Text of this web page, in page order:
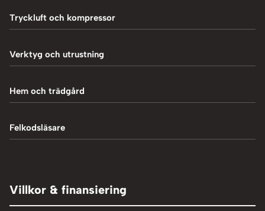
Däckmaskiner
Däckventiler
Tillbehör och verktyg
4-Pelarlyft
Saxlyft - Låglyft
Induktionsvärmare
MIG-svetsning
Plasmaskärning
Tryckluft och kompressor
Blästring
Luftpåfyllare
Mutterdragare
Verktyg och utrustning
Batteriladdare
Hydraulpressar
Verkstadstvätt
Hem och trädgård
Vedklyvar
Felkodsläsare
Person och paketbil
Villkor & finansiering